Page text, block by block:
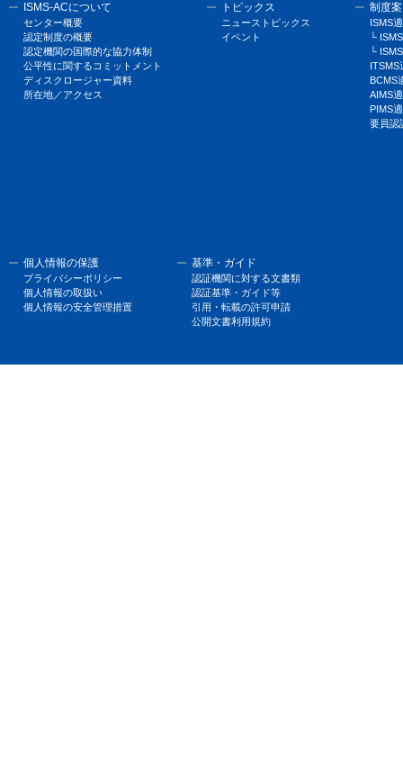
ISMS-ACについて
センター概要
認定制度の概要
認定機関の国際的な協力体制
公平性に関するコミットメント
ディスクロージャー資料
所在地／アクセス
トピックス
ニューストピックス
イベント
制度
ISMS
└
└
ITSMS
BCMS
AIMS
PIMS
要員認
個人情報の保護
プライバシーポリシー
個人情報の取扱い
個人情報の安全管理措置
基準・ガイド
認証機関に対する文書類
認証基準・ガイド等
引用・転載の許可申請
公開文書利用規約